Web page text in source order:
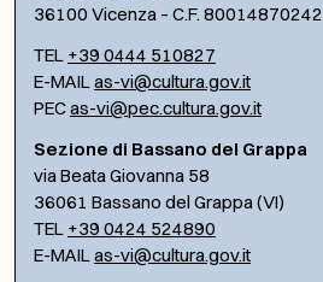
36100 Vicenza – C.F. 80014870242
TEL +39 0444 510827
E-MAILas-vi@cultura.gov.it
PECas-vi@pec.cultura.gov.it
Sezione di Bassano del Grappa
via Beata Giovanna 58
36061 Bassano del Grappa (VI)
TEL +39 0424 524890
E-MAILas-vi@cultura.gov.it